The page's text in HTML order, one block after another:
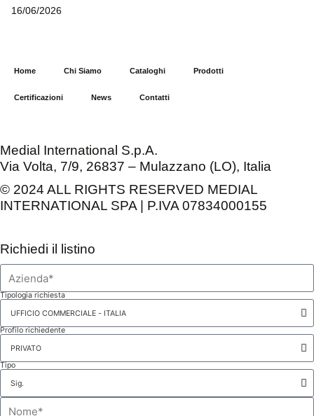
16/06/2026
Home Chi Siamo Cataloghi Prodotti
Certificazioni News Contatti
Medial International S.p.A.
Via Volta, 7/9, 26837 – Mulazzano (LO), Italia
© 2024 ALL RIGHTS RESERVED MEDIAL
INTERNATIONAL SPA | P.IVA 07834000155
Richiedi il listino
Tipologia richiesta
Profilo richiedente
Tipo